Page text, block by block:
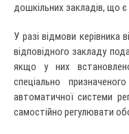
дошкільних закладів, що
У разі відмови керівника
відповідного закладу
якщо у них
спеціально
автоматичної системи
самостійно регулювати